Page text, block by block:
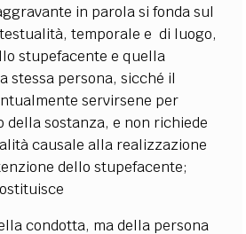
in parola si fonda sul
temporale e di luogo,
stupefacente e quella
stessa persona, sicché il
servirsene per
della sostanza, e non richiede
causale alla realizzazione
dello stupefacente;
condotta, ma della persona